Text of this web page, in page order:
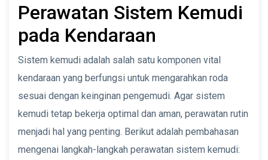
Perawatan Sistem Kemudi
pada Kendaraan
Sistem kemudi adalah salah satu komponen vital
kendaraan yang berfungsi untuk mengarahkan roda
sesuai dengan keinginan pengemudi. Agar sistem
kemudi tetap bekerja optimal dan aman, perawatan rutin
menjadi hal yang penting. Berikut adalah pembahasan
mengenai langkah-langkah perawatan sistem kemudi: